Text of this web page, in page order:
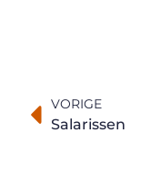
VORIGE
Salarissen